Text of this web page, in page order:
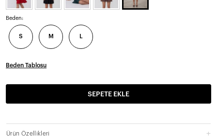
Beden:
S M L
Beden Tablosu
SEPETE EKLE
Ürün Özellikleri